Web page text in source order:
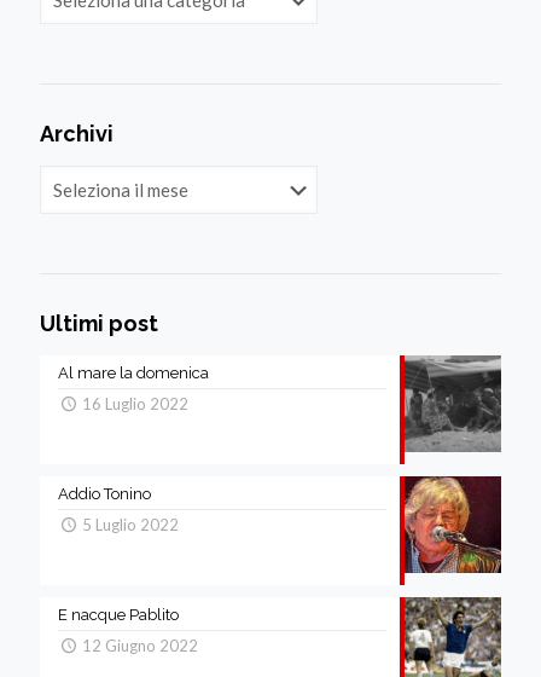
Archivi
Ultimi post
Al mare la domenica
16 Luglio 2022
Addio Tonino
5 Luglio 2022
E nacque Pablito
12 Giugno 2022